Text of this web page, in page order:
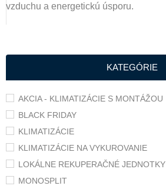
KATEGÓRIE
AKCIA - KLIMATIZÁCIE S MONTÁŽOU
BLACK FRIDAY
KLIMATIZÁCIE
KLIMATIZÁCIE NA VYKUROVANIE
LOKÁLNE REKUPERAČNÉ JEDNOTKY
MONOSPLIT
vzduchu a energetickú úsporu.